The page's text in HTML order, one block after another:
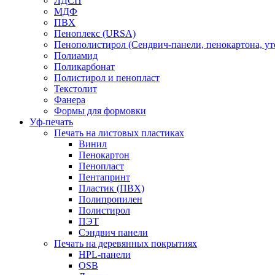
МДФ
ПВХ
Пеноплекс (URSA)
Пенополистирол (Сендвич-панели, пенокартона,
Полиамид
Поликарбонат
Полистирол и пенопласт
Текстолит
Фанера
Формы для формовки
Уф-печать
Печать на листовых пластиках
Винил
Пенокартон
Пенопласт
Пентапринт
Пластик (ПВХ)
Полипропилен
Полистирол
ПЭТ
Сэндвич панели
Печать на деревянных покрытиях
HPL-панели
OSB